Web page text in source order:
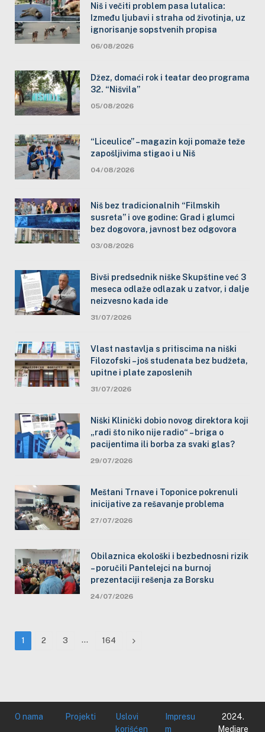
Niš i večiti problem pasa lutalica:
Između ljubavi i straha od životinja, uz
ignorisanje sopstvenih propisa
06/08/2026
Džez, domaći rok i teatar deo programa
32. “Nišvila”
05/08/2026
“Liceulice” – magazin koji pomaže teže
zapošljivima stigao i u Niš
04/08/2026
Niš bez tradicionalnih “Filmskih
susreta” i ove godine: Grad i glumci
bez dogovora, javnost bez odgovora
03/08/2026
Bivši predsednik niške Skupštine već 3
meseca odlaže odlazak u zatvor, i dalje
neizvesno kada ide
31/07/2026
Vlast nastavlja s pritiscima na niški
Filozofski – još studenata bez budžeta,
upitne i plate zaposlenih
31/07/2026
Niški Klinički dobio novog direktora koji
„radi što niko nije radio“ – briga o
pacijentima ili borba za svaki glas?
29/07/2026
Meštani Trnave i Toponice pokrenuli
inicijative za rešavanje problema
27/07/2026
Obilaznica ekološki i bezbednosni rizik
– poručili Pantelejci na burnoj
prezentaciji rešenja za Borsku
24/07/2026
1 2 3 … 164 Next
O nama Projekti
Uslovi
korišćen
Impresu
m
2024.
Mediare